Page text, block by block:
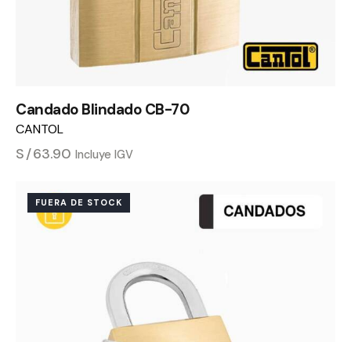
Candado Blindado CB-70
CANTOL
S/63.90 Incluye IGV
FUERA DE STOCK